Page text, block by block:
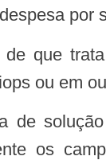
por
que
ou em
de
os